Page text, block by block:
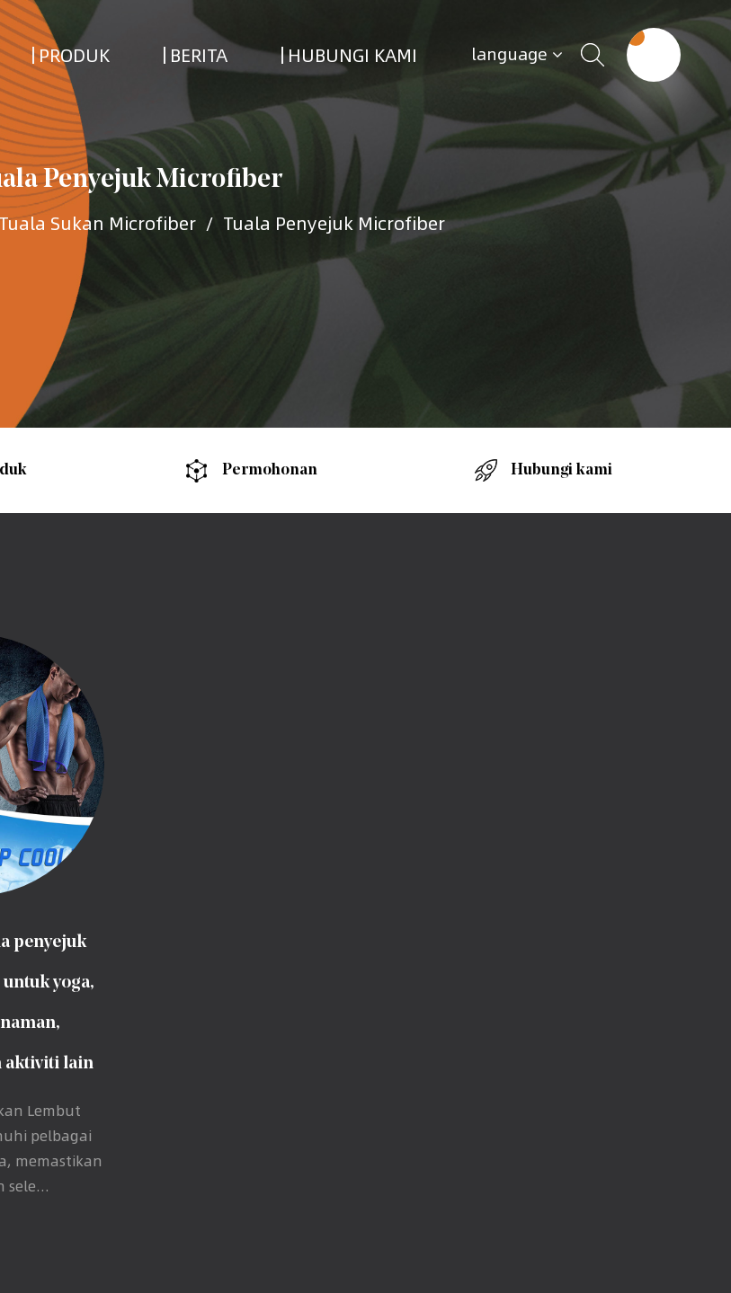
PRODUK BERITA HUBUNGI KAMI language
Penyejuk Microfiber
Sukan Microfiber / Tuala Penyejuk Microfiber
Permohonan Hubungi kami
penyejuk
yoga,
aktiviti lain
Lembut
pelbagai
memastikan
sele...